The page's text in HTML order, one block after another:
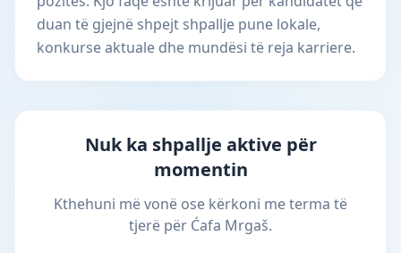
duan të gjejnë shpejt shpallje pune lokale,
konkurse aktuale dhe mundësi të reja karriere.
Nuk ka shpallje aktive për
momentin
Kthehuni më vonë ose kërkoni me terma të
tjerë për Ćafa Mrgaš.